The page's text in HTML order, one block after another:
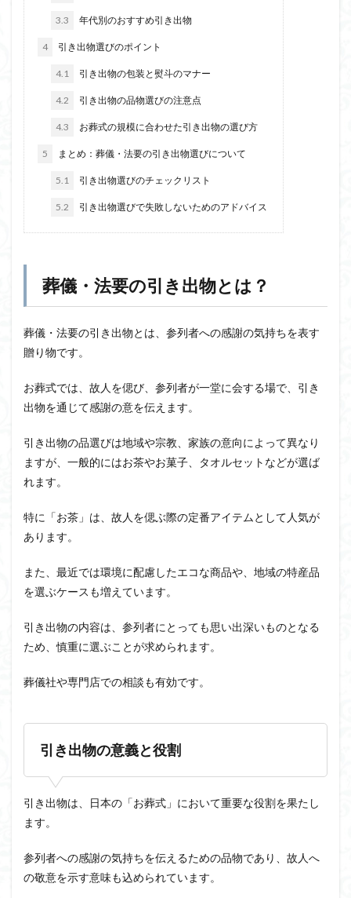
3.3 年代別のおすすめ引き出物
4 引き出物選びのポイント
4.1 引き出物の包装と熨斗のマナー
4.2 引き出物の品物選びの注意点
4.3 お葬式の規模に合わせた引き出物の選び方
5 まとめ：葬儀・法要の引き出物選びについて
5.1 引き出物選びのチェックリスト
5.2 引き出物選びで失敗しないためのアドバイス
葬儀・法要の引き出物とは？
葬儀・法要の引き出物とは、参列者への感謝の気持ちを表す
贈り物です。
お葬式では、故人を偲び、参列者が一堂に会する場で、引き
出物を通じて感謝の意を伝えます。
引き出物の品選びは地域や宗教、家族の意向によって異なり
ますが、一般的にはお茶やお菓子、タオルセットなどが選ば
れます。
特に「お茶」は、故人を偲ぶ際の定番アイテムとして人気が
あります。
また、最近では環境に配慮したエコな商品や、地域の特産品
を選ぶケースも増えています。
引き出物の内容は、参列者にとっても思い出深いものとなる
ため、慎重に選ぶことが求められます。
葬儀社や専門店での相談も有効です。
引き出物の意義と役割
引き出物は、日本の「お葬式」において重要な役割を果たし
ます。
参列者への感謝の気持ちを伝えるための品物であり、故人へ
の敬意を示す意味も込められています。